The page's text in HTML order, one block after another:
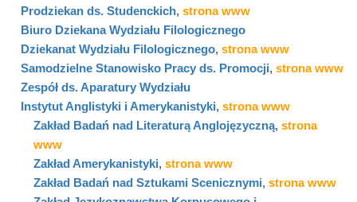
Prodziekan ds. Studenckich, strona www
Biuro Dziekana Wydziału Filologicznego
Dziekanat Wydziału Filologicznego, strona www
Samodzielne Stanowisko Pracy ds. Promocji, strona www
Zespół ds. Aparatury Wydziału
Instytut Anglistyki i Amerykanistyki, strona www
Zakład Badań nad Literaturą Anglojęzyczną, strona
www
Zakład Amerykanistyki, strona www
Zakład Badań nad Sztukami Scenicznymi, strona www